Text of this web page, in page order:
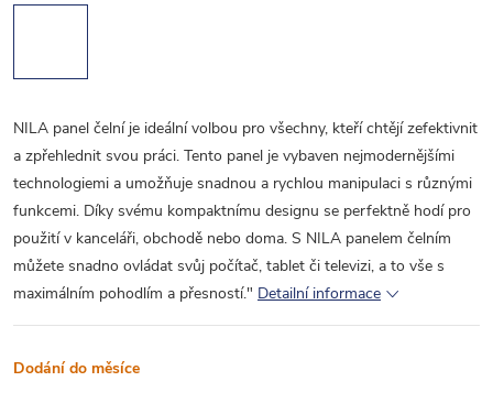
NILA panel čelní je ideální volbou pro všechny, kteří chtějí zefektivnit
a zpřehlednit svou práci. Tento panel je vybaven nejmodernějšími
technologiemi a umožňuje snadnou a rychlou manipulaci s různými
funkcemi. Díky svému kompaktnímu designu se perfektně hodí pro
použití v kanceláři, obchodě nebo doma. S NILA panelem čelním
můžete snadno ovládat svůj počítač, tablet či televizi, a to vše s
maximálním pohodlím a přesností." Detailní informace
Dodání do měsíce